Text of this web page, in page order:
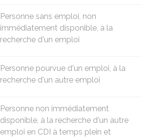
Personne sans emploi, non
immédiatement disponible, à la
recherche d'un emploi
Personne pourvue d'un emploi, à la
recherche d'un autre emploi
Personne non immédiatement
disponible, à la recherche d'un autre
emploi en CDI à temps plein et